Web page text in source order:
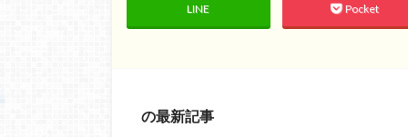
LINE Pocket
の最新記事